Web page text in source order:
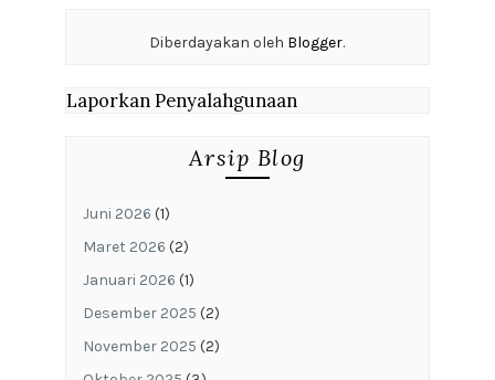
Diberdayakan oleh Blogger.
Laporkan Penyalahgunaan
Arsip Blog
Juni 2026 (1)
Maret 2026 (2)
Januari 2026 (1)
Desember 2025 (2)
November 2025 (2)